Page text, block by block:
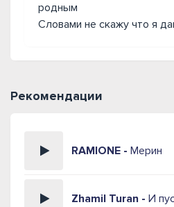
родным
Словами не скажу что я
Рекомендации
RAMIONE - Мерин
Zhamil Turan - И